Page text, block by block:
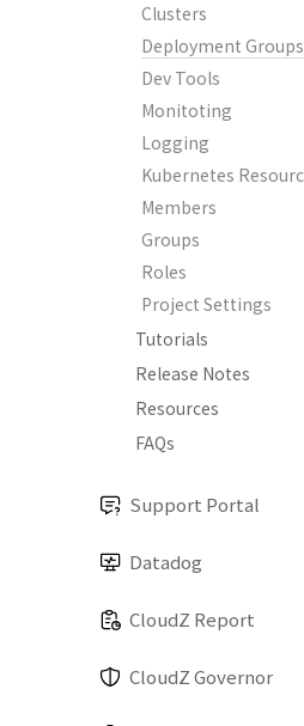
Clusters
Deployment Groups
Dev Tools
Monitoting
Logging
Members
Groups
Roles
Project Settings
Tutorials
Release Notes
Resources
FAQs
Support Portal
Datadog
CloudZ Report
CloudZ Governor